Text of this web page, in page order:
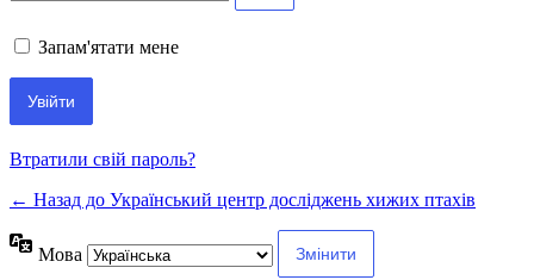
Запам'ятати мене
Втратили свій пароль?
← Назад до Український центр досліджень хижих птахів
Мова